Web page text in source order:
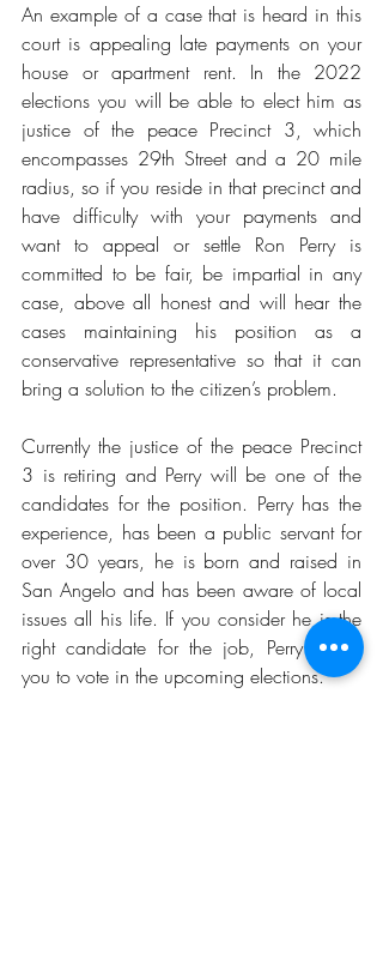
An example of a case that is heard in this
court is appealing late payments on your
house or apartment rent. In the 2022
elections you will be able to elect him as
justice of the peace Precinct 3, which
encompasses 29th Street and a 20 mile
radius, so if you reside in that precinct and
have difficulty with your payments and
want to appeal or settle Ron Perry is
committed to be fair, be impartial in any
case, above all honest and will hear the
cases maintaining his position as a
conservative representative so that it can
bring a solution to the citizen’s problem.
Currently the justice of the peace Precinct
3 is retiring and Perry will be one of the
candidates for the position. Perry has the
experience, has been a public servant for
over 30 years, he is born and raised in
San Angelo and has been aware of local
issues all his life. If you consider he is the
right candidate for the job, Perry invites
you to vote in the upcoming elections.